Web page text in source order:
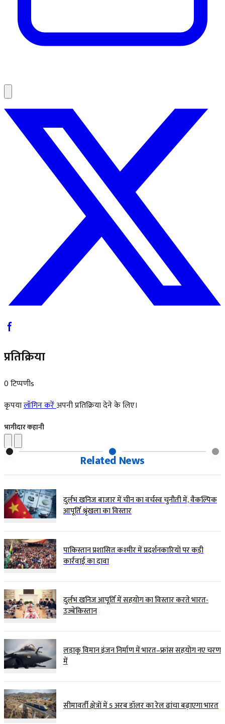
प्रतिक्रिया
0 टिप्पणीs
कृपयालॉगिन करेंअपनी प्रतिक्रिया देने के लिए।
भागीदार कहानी
Related News
दुर्लभ खनिज बाजार में चीन का वर्चस्व चुनौती में, वैकल्पिक
आपूर्ति श्रृंखला का विस्तार
पाकिस्तान प्रशासित कश्मीर में प्रदर्शनकारियों पर कड़ी
कार्रवाई का दावा
दुर्लभ खनिज आपूर्ति में सहयोग का विस्तार करते भारत-
उज्बेकिस्तान
लड़ाकू विमान इंजन निर्माण में भारत–फ्रांस सहयोग नए चरण
में
सीमावर्ती क्षेत्रों में 5 अरब डॉलर का रेल ढांचा बढ़ाएगा भारत